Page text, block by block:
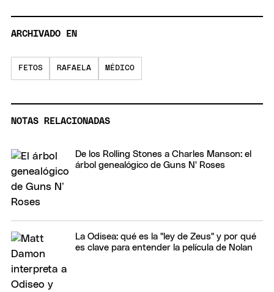
ARCHIVADO EN
FETOS RAFAELA MÉDICO
NOTAS RELACIONADAS
De los Rolling Stones a Charles Manson: el
árbol genealógico de Guns N' Roses
La Odisea: qué es la "ley de Zeus" y por qué
es clave para entender la película de Nolan